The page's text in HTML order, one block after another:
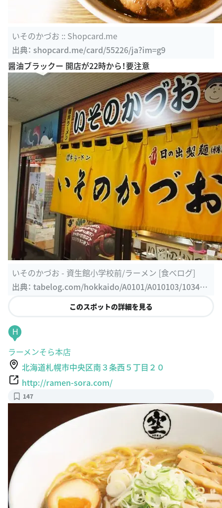
いそのかづお :: Shopcard.me
shopcard.me/card/55226/ja?im=g9
醤油ブラックー 開店が22時から！要注意
いそのかづお - 資生館小学校前/ラーメン [食べログ]
出典：tabelog.com/hokkaido/A0101/A010103/103447
8
このスポットの詳細を見る
ラーメンそら本店
http://ramen-sora.com/
147